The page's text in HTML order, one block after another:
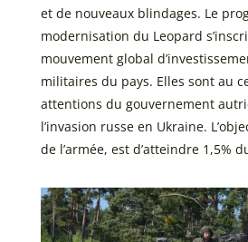
et de nouveaux blindages. Le
modernisation du Leopard
mouvement global
militaires du pays. Elles sont au
attentions du gouvernement
l’invasion russe en Ukraine.
de l’armée, est d’atteindre 1,5%